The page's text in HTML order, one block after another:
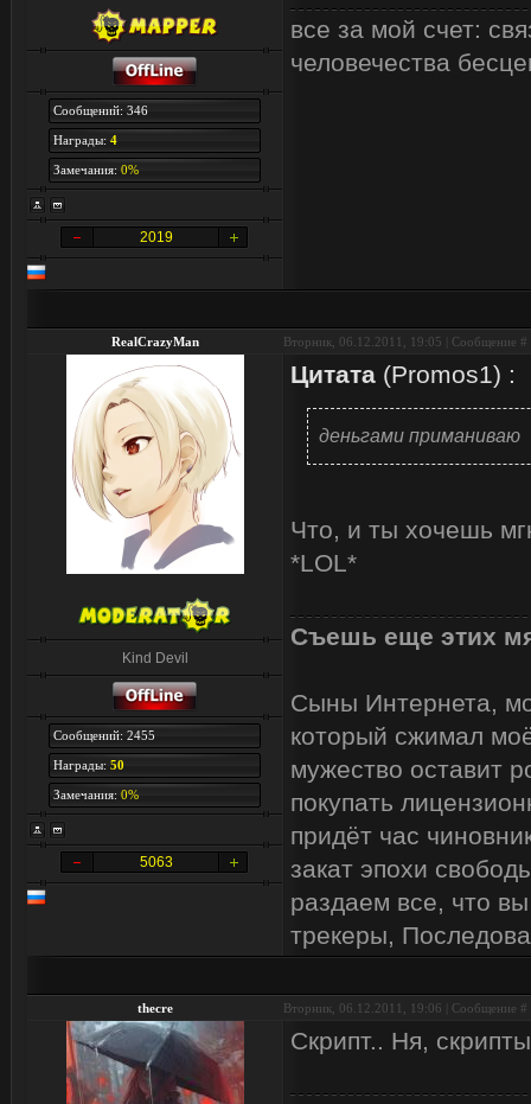
Сообщений: 346
Награды: 4
Замечания: 0%
2019
все за мой счет:
человечества
RealCrazyMan Вторник, 06.12.2011, 19:05 | Сообщение #
Kind Devil
Сообщений: 2455
Награды: 50
Замечания: 0%
5063
Цитата (Promos1) :
деньгами приманиваю
Что, и ты хочешь
*LOL*
Съешь еще этих
Сыны Интернета,
который сжимал
мужество оставит
покупать
придёт час
закат эпохи
раздаем все, что
трекеры,
thecre Вторник, 06.12.2011, 19:06 | Сообщение #
Скрипт.. Ня,